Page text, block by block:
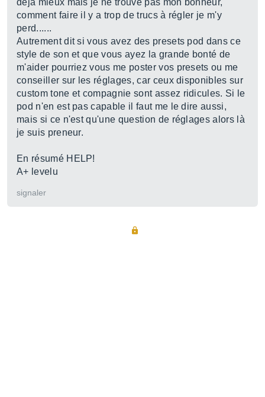
déjà mieux mais je ne trouve pas mon bonheur,
comment faire il y a trop de trucs à régler je m'y
perd......
Autrement dit si vous avez des presets pod dans ce
style de son et que vous ayez la grande bonté de
m'aider pourriez vous me poster vos presets ou me
conseiller sur les réglages, car ceux disponibles sur
custom tone et compagnie sont assez ridicules. Si le
pod n'en est pas capable il faut me le dire aussi,
mais si ce n'est qu'une question de réglages alors là
je suis preneur.
En résumé HELP!
A+ levelu
signaler